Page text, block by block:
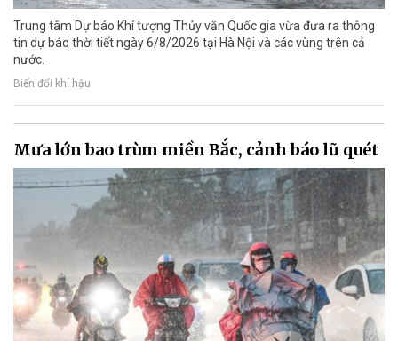
Trung tâm Dự báo Khí tượng Thủy văn Quốc gia vừa đưa ra thông
tin dự báo thời tiết ngày 6/8/2026 tại Hà Nội và các vùng trên cả
nước.
Biến đổi khí hậu
Mưa lớn bao trùm miền Bắc, cảnh báo lũ quét